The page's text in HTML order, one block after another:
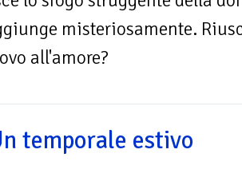
misteriosamente.
all'amore?
temporale estivo